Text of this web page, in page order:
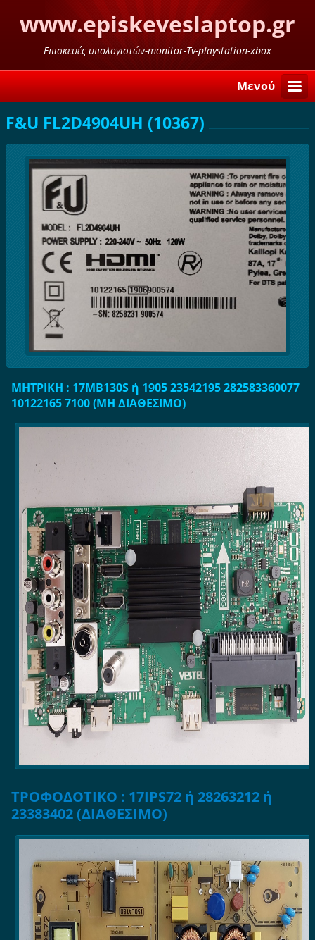
www.episkeveslaptop.gr
Επισκευές υπολογιστών-monitor-Tv-playstation-xbox
Μενού
F&U FL2D4904UH (10367)
ΜΗΤΡΙΚΗ : 17MB130S ή 1905 23542195 282583360077
10122165 7100 (ΜΗ ΔΙΑΘΕΣΙΜΟ)
ΤΡΟΦΟΔΟΤΙΚΟ : 17IPS72 ή 28263212 ή
23383402 (ΔΙΑΘΕΣΙΜΟ)